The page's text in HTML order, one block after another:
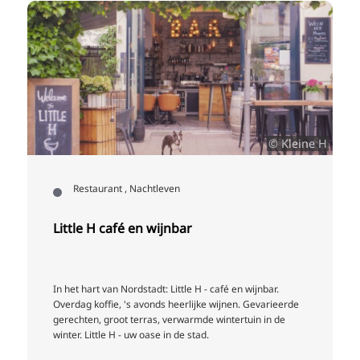
© Kleine H
Restaurant , Nachtleven
Little H café en wijnbar
In het hart van Nordstadt: Little H - café en wijnbar.
Overdag koffie, 's avonds heerlijke wijnen. Gevarieerde
gerechten, groot terras, verwarmde wintertuin in de
winter. Little H - uw oase in de stad.